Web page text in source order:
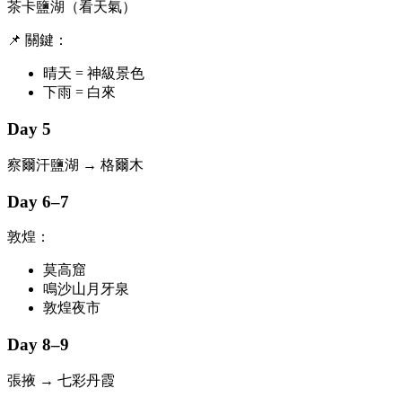
茶卡鹽湖（看天氣）
📌 關鍵：
晴天 = 神級景色
下雨 = 白來
Day 5
察爾汗鹽湖 → 格爾木
Day 6–7
敦煌：
莫高窟
鳴沙山月牙泉
敦煌夜市
Day 8–9
張掖 → 七彩丹霞